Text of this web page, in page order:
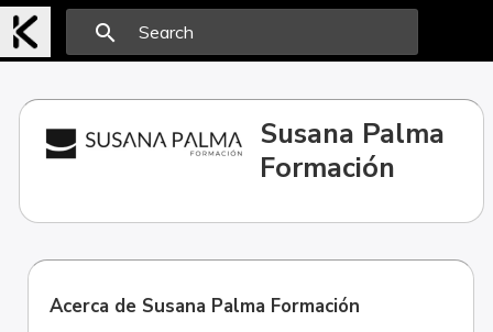
search
Susana Palma
Formación
Acerca de Susana Palma Formación